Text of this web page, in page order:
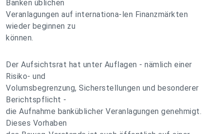
Banken üblichen
Veranlagungen auf internationa-len Finanzmärkten
wieder beginnen zu
können.
Der Aufsichtsrat hat unter Auflagen - nämlich einer
Risiko- und
Volumsbegrenzung, Sicherstellungen und besonderer
Berichtspflicht -
die Aufnahme banküblicher Veranlagungen genehmigt.
Dieses Vorhaben